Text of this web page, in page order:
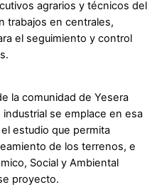
agrarios y técnicos del
trabajos en centrales,
el seguimiento y control
la comunidad de Yesera
se emplace en esa
estudio que permita
de los terrenos, e
Social y Ambiental
proyecto.